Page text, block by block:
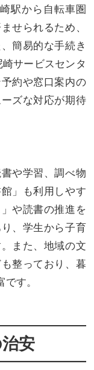
駅から自転車圏
せられるため、
簡易的な手続き
サービスセンタ
約や窓口案内の
ズな対応が期待
や学習、調べ物
」も利用しやす
や読書の推進を
、学生から子育
また、地域の文
整っており、暮
す。
安